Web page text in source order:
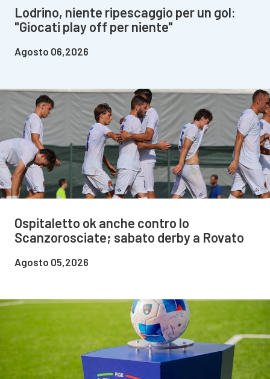
Lodrino, niente ripescaggio per un gol:
"Giocati play off per niente"
Agosto 06,2026
Ospitaletto ok anche contro lo
Scanzorosciate; sabato derby a Rovato
Agosto 05,2026